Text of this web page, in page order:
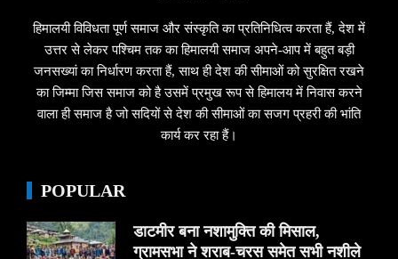
हिमालयी विविधता पूर्ण समाज और संस्कृति का प्रतिनिधित्व करता हैं, देश में
उत्तर से लेकर पश्चिम तक का हिमालयी समाज अपने-आप में बहुत बड़ी
जनसख्यां का निर्धारण करता हैं, साथ ही देश की सीमाओं को सुरक्षित रखने
का जिम्मा जिस समाज को है उसमें प्रमुख रूप से हिमालय में निवास करने
वाला ही समाज है जो सदियों से देश की सीमाओं का सजग प्रहरी की भांति
कार्य कर रहा हैं।
POPULAR
डाटमीर बना नशामुक्ति की मिसाल,
ग्रामसभा ने शराब-चरस समेत सभी नशीले